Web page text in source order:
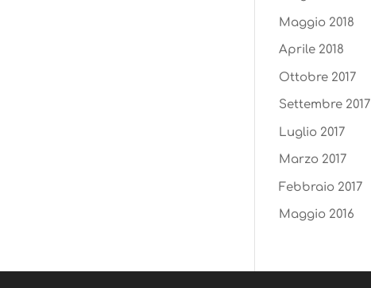
Maggio 2018
Aprile 2018
Ottobre 2017
Settembre 2017
Luglio 2017
Marzo 2017
Febbraio 2017
Maggio 2016